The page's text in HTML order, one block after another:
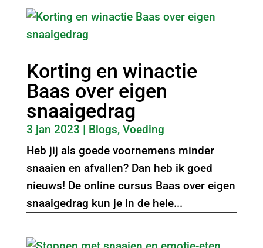
Korting en winactie
Baas over eigen
snaaigedrag
3 jan 2023 | Blogs, Voeding
Heb jij als goede voornemens minder
snaaien en afvallen? Dan heb ik goed
nieuws! De online cursus Baas over eigen
snaaigedrag kun je in de hele...